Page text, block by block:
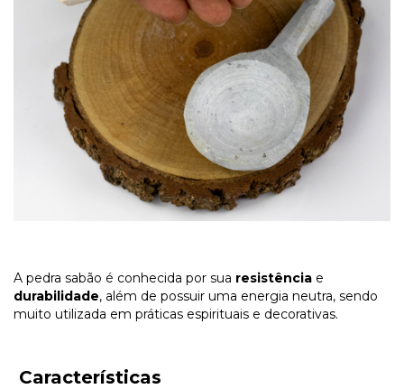
A pedra sabão é conhecida por sua resistência e
durabilidade, além de possuir uma energia neutra, sendo
muito utilizada em práticas espirituais e decorativas.
Características